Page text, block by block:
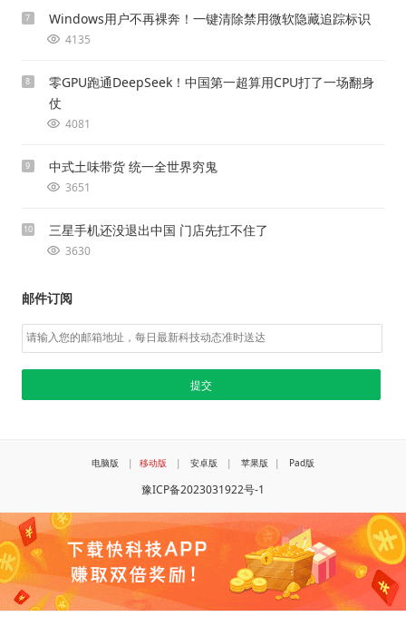
7 Windows用户不再裸奔！一键清除禁用微软隐藏追踪标识
4135
8
零GPU跑通DeepSeek！中国第一超算用CPU打了一场翻身
仗
4081
9 中式土味带货 统一全世界穷鬼
3651
10 三星手机还没退出中国 门店先扛不住了
3630
邮件订阅
电脑版 | 移动版 | 安卓版 | 苹果版 | Pad版
豫ICP备2023031922号-1